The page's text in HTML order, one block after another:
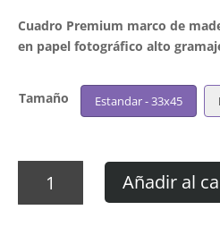
Cuadro Premium marco de
en papel fotográfico alto
Tamaño Estandar - 33x45
Añadir al